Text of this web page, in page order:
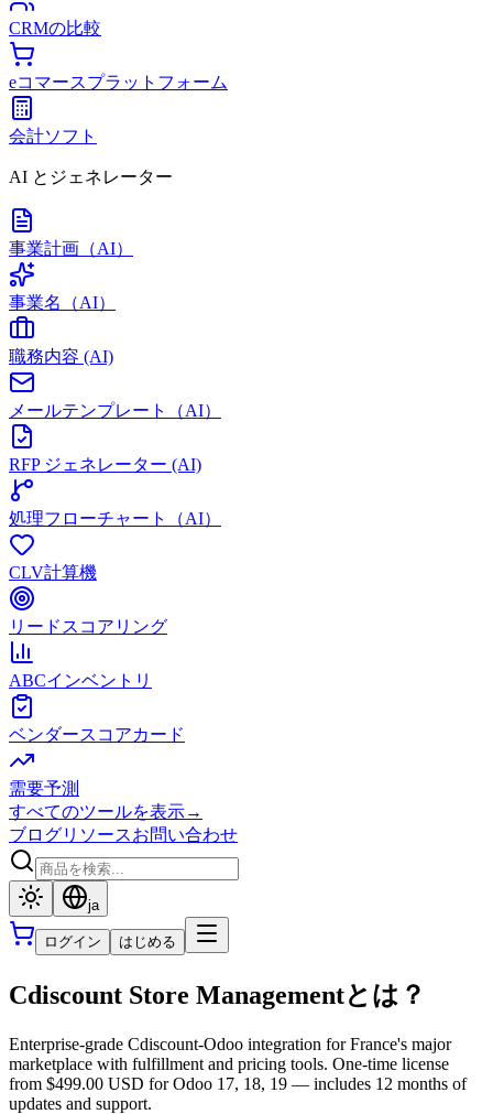
CRMの比較
eコマースプラットフォーム
会計ソフト
AI とジェネレーター
事業計画（AI）
事業名（AI）
職務内容 (AI)
メールテンプレート（AI）
RFP ジェネレーター (AI)
処理フローチャート（AI）
CLV計算機
リードスコアリング
ABCインベントリ
ベンダースコアカード
需要予測
すべてのツールを表示→
ブログリソースお問い合わせ
ja
ログイン はじめる
Cdiscount Store Managementとは？
Enterprise-grade Cdiscount-Odoo integration for France's major
marketplace with fulfillment and pricing tools. One-time license
from $499.00 USD for Odoo 17, 18, 19 — includes 12 months of
updates and support.